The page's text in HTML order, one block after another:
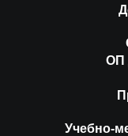
ОП
Учебно-